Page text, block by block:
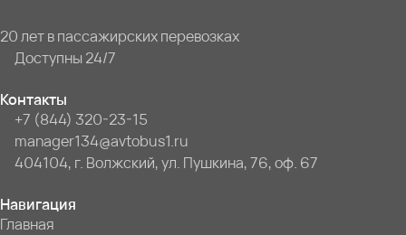
20 лет в пассажирских перевозках
Доступны 24/7
Контакты
+7 (844) 320-23-15
manager134@avtobus1.ru
404104, г. Волжский, ул. Пушкина, 76, оф. 67
Навигация
Главная